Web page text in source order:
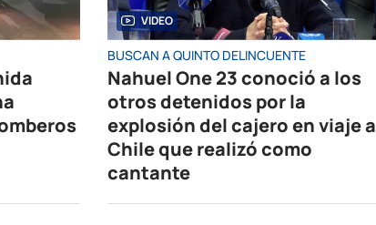
VIDEO
BUSCAN A QUINTO DELINCUENTE
Nahuel One 23 conoció a los
otros detenidos por la
explosión del cajero en viaje a
Chile que realizó como
cantante